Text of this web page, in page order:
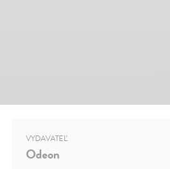
VYDAVATEĽ
Odeon